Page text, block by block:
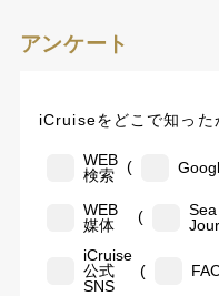
アンケート
iCruiseをどこで知った
WEB
検索
(
WEB
媒体
(
iCruise
公式
SNS
(